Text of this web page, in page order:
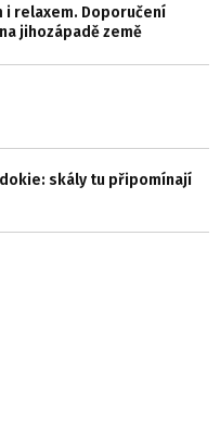
i relaxem. Doporučení
jihozápadě země
skály tu připomínají